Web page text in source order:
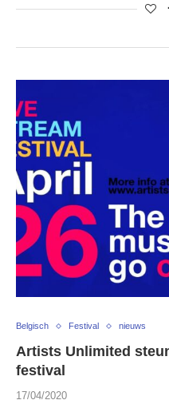
Belgisch Festival nieuws
Artists Unlimited
festival
17/04/2020